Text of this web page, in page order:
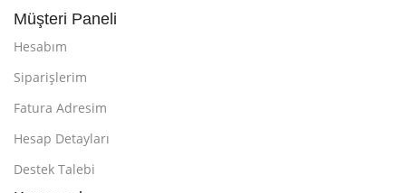
Müşteri Paneli
Hesabım
Siparişlerim
Fatura Adresim
Hesap Detayları
Destek Talebi